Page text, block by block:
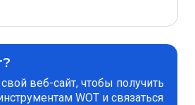
веб-сайт, чтобы получить
WOT и связаться